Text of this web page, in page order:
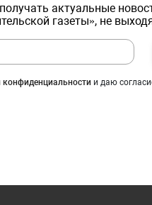
актуальные
газеты», не
конфиденциальности и даю